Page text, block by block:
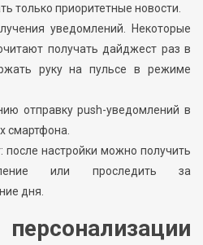
только приоритетные новости.
уведомлений. Некоторые
получать дайджест раз в
руку на пульсе в режиме
отправку push-уведомлений в
смартфона.
после настройки можно получить
или проследить за
дня.